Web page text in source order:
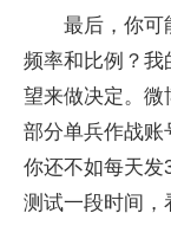
最后，你可
频率和比例？我
望来做决定。微
部分单兵作战账
你还不如每天发
测试一段时间，